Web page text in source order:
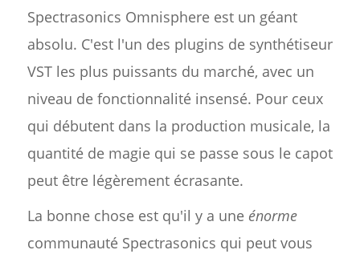
Spectrasonics Omnisphere est un géant
absolu. C'est l'un des plugins de synthétiseur
VST les plus puissants du marché, avec un
niveau de fonctionnalité insensé. Pour ceux
qui débutent dans la production musicale, la
quantité de magie qui se passe sous le capot
peut être légèrement écrasante.
La bonne chose est qu'il y a une énorme
communauté Spectrasonics qui peut vous